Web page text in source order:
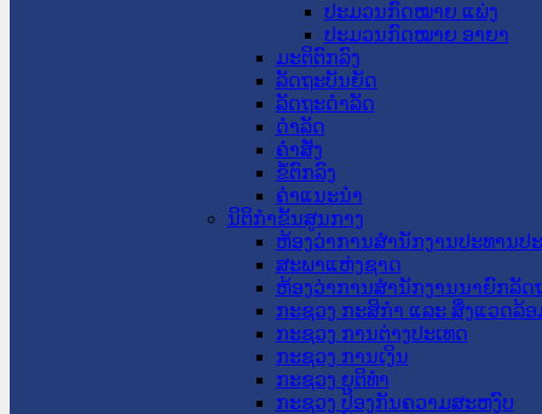
ປະມວນກົດໝາຍ ແພ່ງ
ປະມວນກົດໝາຍ ອາຍາ
ມະຕິຕົກລົງ
ລັດຖະບັນຍັດ
ລັດຖະດໍາລັດ
ດໍາລັດ
ຄໍາສັ່ງ
ຂໍ້ຕົກລົງ
ຄໍາແນະນໍາ
ນິຕິກໍາຂັ້ນສູນກາງ
ຫ້ອງວ່າການສໍານັກງານປະທານປ
ສະພາແຫ່ງຊາດ
ຫ້ອງວ່າການສຳນັກງານນາຍົກລັດ
ກະຊວງ ກະສິກຳ ແລະ ສິ່ງແວດລ້ອ
ກະຊວງ ການຕ່າງປະເທດ
ກະຊວງ ການເງິນ
ກະຊວງ ຍຸຕິທໍາ
ກະຊວງ ປ້ອງກັນຄວາມສະຫງົບ